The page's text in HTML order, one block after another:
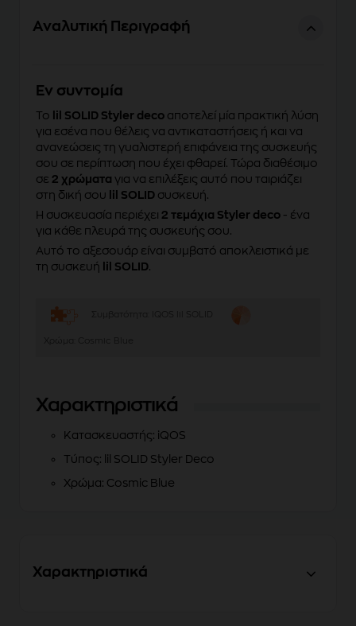
Αναλυτική Περιγραφή
Eν συντομία
To lil SOLID Styler deco αποτελεί μία πρακτική λύση
για εσένα που θέλεις να αντικαταστήσεις ή και να
ανανεώσεις τη γυαλιστερή επιφάνεια της συσκευής
σου σε περίπτωση που έχει φθαρεί. Τώρα διαθέσιμο
σε 2 χρώματα για να επιλέξεις αυτό που ταιριάζει
στη δική σου
lil SOLID συσκευή.
Η συσκευασία περιέχει 2 τεμάχια Styler deco - ένα
για κάθε πλευρά της συσκευής σου.
Αυτό το αξεσουάρ είναι συμβατό αποκλειστικά με
τη συσκευή
lil SOLID.
Χαρακτηριστικά
Κατασκευαστής: iQOS
Τύπος: lil SOLID Styler Deco
Χρώμα: Cosmic Blue
Χαρακτηριστικά